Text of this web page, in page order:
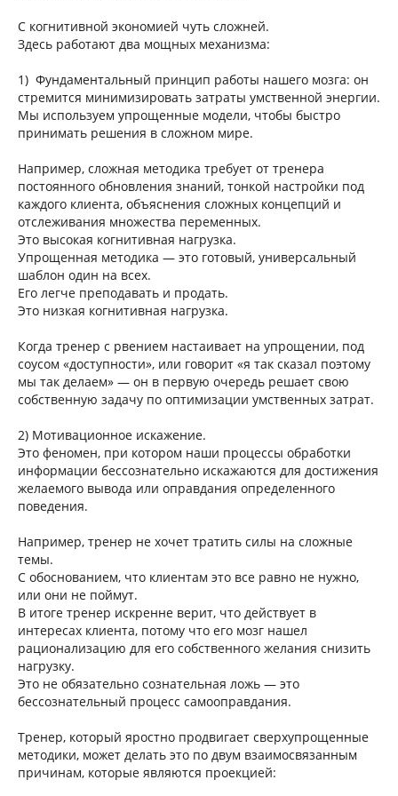
С когнитивной экономией чуть сложней.
Здесь работают два мощных механизма:
1) Фундаментальный принцип работы нашего мозга: он
стремится минимизировать затраты умственной энергии.
Мы используем упрощенные модели, чтобы быстро
принимать решения в сложном мире.
Например, сложная методика требует от тренера
постоянного обновления знаний, тонкой настройки под
каждого клиента, объяснения сложных концепций и
отслеживания множества переменных.
Это высокая когнитивная нагрузка.
Упрощенная методика — это готовый, универсальный
шаблон один на всех.
Его легче преподавать и продать.
Это низкая когнитивная нагрузка.
Когда тренер с рвением настаивает на упрощении, под
соусом «доступности», или говорит «я так сказал поэтому
мы так делаем» — он в первую очередь решает свою
собственную задачу по оптимизации умственных затрат.
2) Мотивационное искажение.
Это феномен, при котором наши процессы обработки
информации бессознательно искажаются для достижения
желаемого вывода или оправдания определенного
поведения.
Например, тренер не хочет тратить силы на сложные
темы.
С обоснованием, что клиентам это все равно не нужно,
или они не поймут.
В итоге тренер искренне верит, что действует в
интересах клиента, потому что его мозг нашел
рационализацию для его собственного желания снизить
нагрузку.
Это не обязательно сознательная ложь — это
бессознательный процесс самооправдания.
Тренер, который яростно продвигает сверхупрощенные
методики, может делать это по двум взаимосвязанным
причинам, которые являются проекцией: